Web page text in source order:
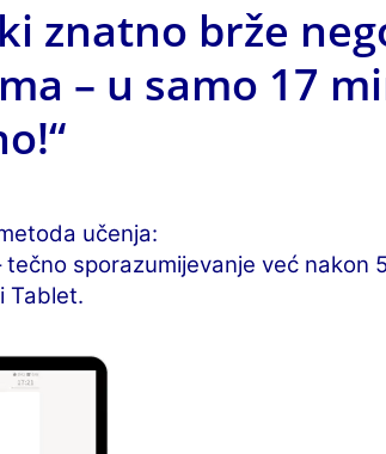
znatno brže
– u samo 17
učenja:
sporazumijevanje već nakon
Tablet.